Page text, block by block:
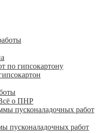
по гипсокартону
о ПНР
пусконаладочных работ
пусконаладочных работ